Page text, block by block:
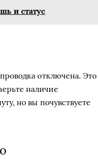
и статус
отключена. Это
наличие
но вы почувствуете